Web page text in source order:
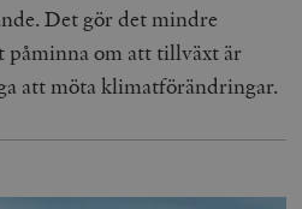
Det gör det mindre
om att tillväxt är
att möta klimatförändringar.